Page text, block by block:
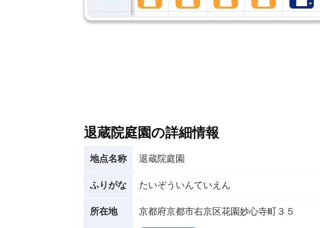
退蔵院庭園の詳細情報
地点名称 退蔵院庭園
ふりがな たいぞういんていえん
所在地 京都府京都市右京区花園妙心寺町３５